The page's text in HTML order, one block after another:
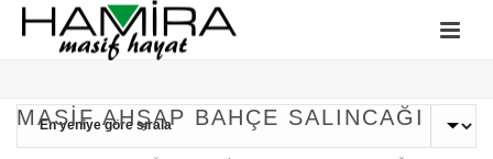
MASIF AHŞAP BAHÇE SALINCAĞI